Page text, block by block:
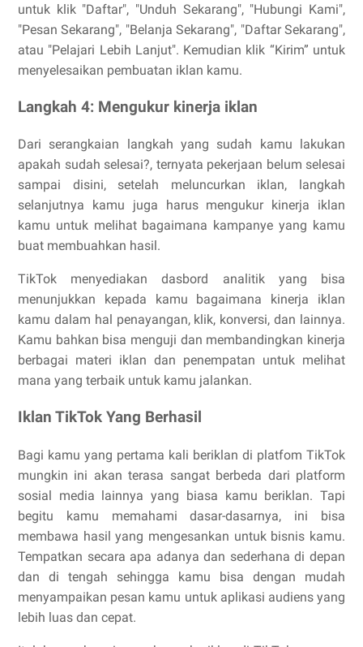
untuk klik "Daftar", "Unduh Sekarang", "Hubungi Kami",
"Pesan Sekarang", "Belanja Sekarang", "Daftar Sekarang",
atau "Pelajari Lebih Lanjut". Kemudian klik “Kirim” untuk
menyelesaikan pembuatan iklan kamu.
Langkah 4: Mengukur kinerja iklan
Dari serangkaian langkah yang sudah kamu lakukan
apakah sudah selesai?, ternyata pekerjaan belum selesai
sampai disini, setelah meluncurkan iklan, langkah
selanjutnya kamu juga harus mengukur kinerja iklan
kamu untuk melihat bagaimana kampanye yang kamu
buat membuahkan hasil.
TikTok menyediakan dasbord analitik yang bisa
menunjukkan kepada kamu bagaimana kinerja iklan
kamu dalam hal penayangan, klik, konversi, dan lainnya.
Kamu bahkan bisa menguji dan membandingkan kinerja
berbagai materi iklan dan penempatan untuk melihat
mana yang terbaik untuk kamu jalankan.
Iklan TikTok Yang Berhasil
Bagi kamu yang pertama kali beriklan di platfom TikTok
mungkin ini akan terasa sangat berbeda dari platform
sosial media lainnya yang biasa kamu beriklan. Tapi
begitu kamu memahami dasar-dasarnya, ini bisa
membawa hasil yang mengesankan untuk bisnis kamu.
Tempatkan secara apa adanya dan sederhana di depan
dan di tengah sehingga kamu bisa dengan mudah
menyampaikan pesan kamu untuk aplikasi audiens yang
lebih luas dan cepat.